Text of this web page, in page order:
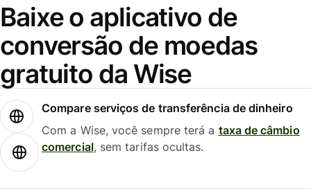
Baixe o aplicativo de
conversão de moedas
gratuito da Wise
Compare serviços de transferência de dinheiro
Com a Wise, você sempre terá a taxa de câmbio
comercial, sem tarifas ocultas.